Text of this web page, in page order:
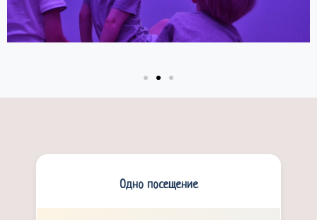
Одно посещение